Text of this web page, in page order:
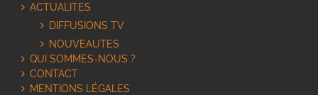
ACTUALITES
DIFFUSIONS TV
NOUVEAUTES
QUI SOMMES-NOUS ?
CONTACT
MENTIONS LÉGALES